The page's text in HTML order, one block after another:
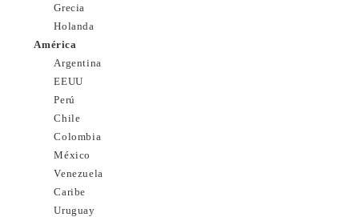
Grecia
Holanda
América
Argentina
EEUU
Perú
Chile
Colombia
México
Venezuela
Caribe
Uruguay